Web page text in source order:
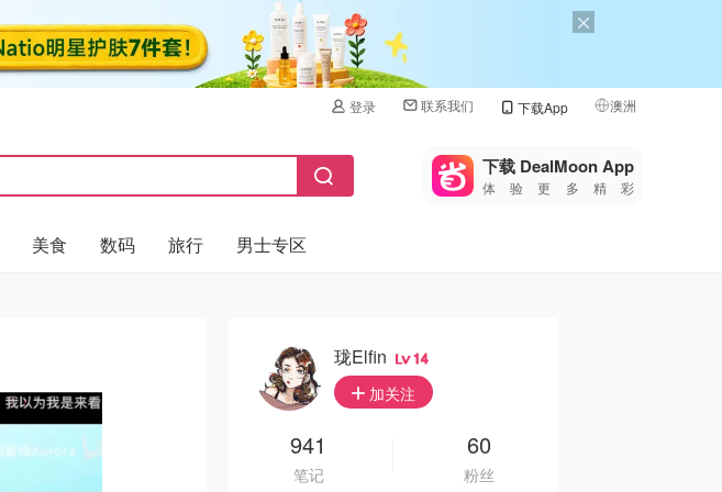
登录 联系我们 下载App 澳洲
🇺🇸
🇨🇳 中国
下载 DealMoon App
体验更多精彩
美食 数码 旅行 男士专区
珑Elfin 14
加关注
941
笔记
60
粉丝